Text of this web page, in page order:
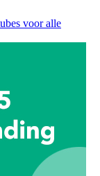
voor alle